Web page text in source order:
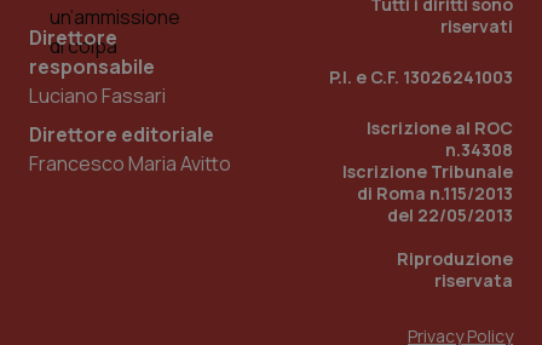
Direttore
responsabile
Luciano Fassari
Direttore editoriale
Francesco Maria Avitto
riservati
P.I. e C.F. 13026241003
Iscrizione al ROC
n.34308
Iscrizione Tribunale
di Roma n.115/2013
del 22/05/2013
Riproduzione
riservata
Privacy Policy
PHPSESSID
PHP.net
www.quotidianosanita.it